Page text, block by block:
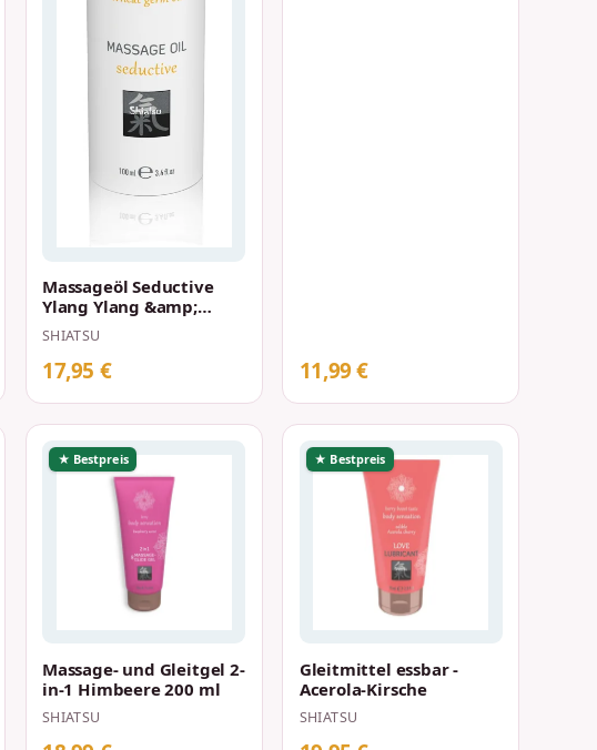
Massageöl Seductive
Ylang Ylang &amp;
Wheat germ oil 100 ml
SHIATSU
17,95 € 11,99 €
★ Bestpreis
Massage- und Gleitgel 2-
in-1 Himbeere 200 ml
SHIATSU
★ Bestpreis
Gleitmittel essbar -
Acerola-Kirsche
SHIATSU